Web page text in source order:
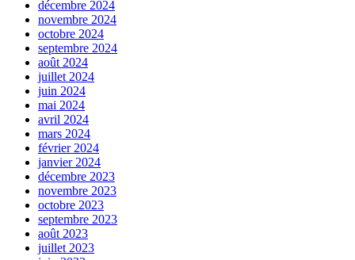
décembre 2024
novembre 2024
octobre 2024
septembre 2024
août 2024
juillet 2024
juin 2024
mai 2024
avril 2024
mars 2024
février 2024
janvier 2024
décembre 2023
novembre 2023
octobre 2023
septembre 2023
août 2023
juillet 2023